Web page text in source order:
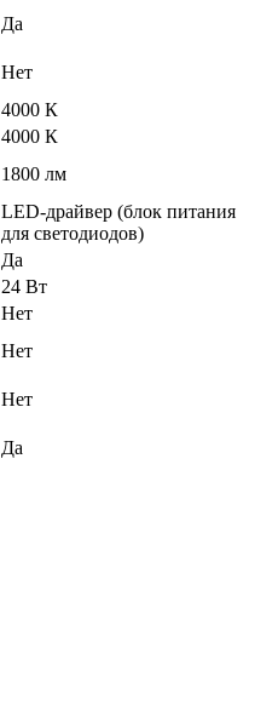
Да
Нет
4000 К
4000 К
1800 лм
LED-драйвер (блок питания
для светодиодов)
Да
24 Вт
Нет
Нет
Нет
Да